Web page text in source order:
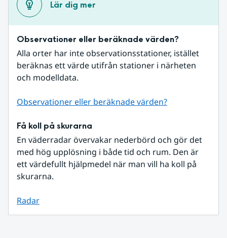
Lär dig mer
Observationer eller beräknade värden?
Alla orter har inte observationsstationer, istället
beräknas ett värde utifrån stationer i närheten
och modelldata.
Observationer eller beräknade värden?
Få koll på skurarna
En väderradar övervakar nederbörd och gör det
med hög upplösning i både tid och rum. Den är
ett värdefullt hjälpmedel när man vill ha koll på
skurarna.
Radar